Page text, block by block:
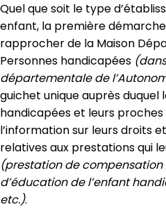
Quel que soit le type
enfant, la première
rapprocher de la Maison
Personnes handicapées
départementale de
guichet unique auprès duquel
handicapées et leurs
l’information sur leurs droits
relatives aux prestations qui
(prestation de
d’éducation de l’enfant
etc.).